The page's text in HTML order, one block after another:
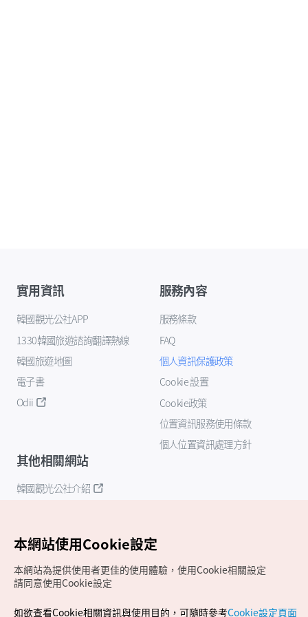
實用資訊
韓國觀光公社APP
1330韓國旅遊諮詢翻譯熱線
韓國旅遊地圖
電子書
Odii
服務內容
服務條款
FAQ
個人資訊保護政策
Cookie 設置
Cookie政策
位置資訊服務使用條款
個人位置資訊處理方針
其他相關網站
韓國觀光公社介紹
本網站使用Cookie設定
本網站為提供使用者更佳的使用體驗，使用Cookie相關設定
請同意使用Cookie設定
如欲查看Cookie相關資訊與使用目的，可隨時參考Cookie設定頁面